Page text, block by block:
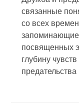
связанные
со всех
посвященных
глубину